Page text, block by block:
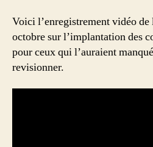
Voici l’enregistrement vidéo de
octobre sur l’implantation des
pour ceux qui l’auraient
revisionner.